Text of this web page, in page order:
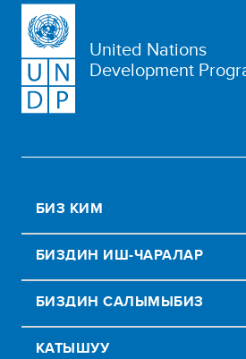
United Nations
Development
БИЗ КИМ
БИЗДИН ИШ-ЧАРАЛАР
БИЗДИН CАЛЫМЫБИЗ
КАТЫШУУ